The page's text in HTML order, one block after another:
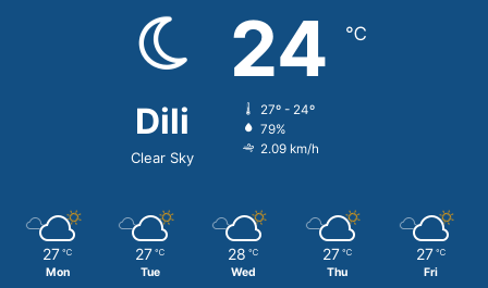
Dili
Clear Sky
24 ℃
27º - 24º
79%
2.09 km/h
27 ℃
Mon
27 ℃
Tue
28 ℃
Wed
27 ℃
Thu
27 ℃
Fri